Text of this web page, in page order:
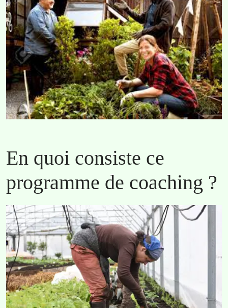
En quoi consiste ce
programme de coaching ?